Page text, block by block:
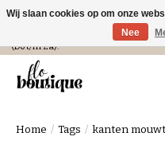
Verzending in NL € 4,99 en gratis bij
(Do t/m Za).
Home / Tags / kanten
Wij slaan cookies op om onze
Nee